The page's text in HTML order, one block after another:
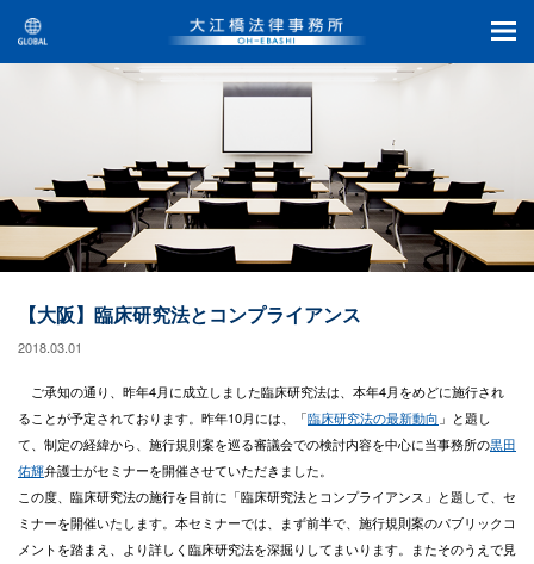
【大阪】臨床研究法とコンプライアンス
2018.03.01
ご承知の通り、昨年4月に成立しました臨床研究法は、本年4月をめどに施行され
ることが予定されております。昨年10月には、「臨床研究法の最新動向 」と題し
て、制定の経緯から、施行規則案を巡る審議会での検討内容を中心に当事務所の黒田
佑輝弁護士がセミナーを開催させていただきました。
この度、臨床研究法の施行を目前に「臨床研究法とコンプライアンス」と題して、セ
ミナーを開催いたします。本セミナーでは、まず前半で、施行規則案のパブリックコ
メントを踏まえ、より詳しく臨床研究法を深掘りしてまいります。またそのうえで見